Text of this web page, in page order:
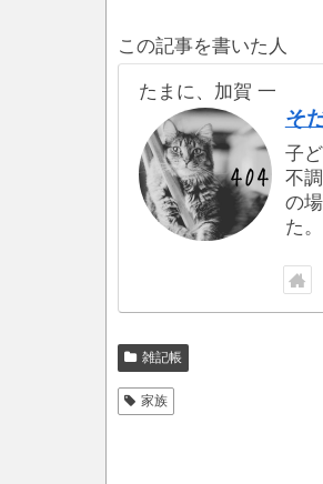
この記事を書いた人
たまに、加賀 一
そ
子
不
の
た
雑記帳
家族